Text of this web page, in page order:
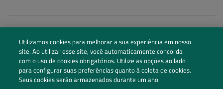
Utilizamos cookies para melhorar a sua experiência em nosso
site. Ao utilizar esse site, você automaticamente concorda
com o uso de cookies obrigatórios. Utilize as opções ao lado
para configurar suas preferências quanto à coleta de cookies.
Seus cookies serão armazenados durante um ano.